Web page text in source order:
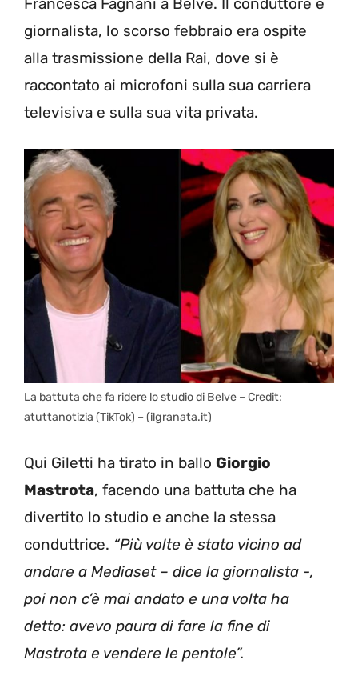
giornalista, lo scorso febbraio era ospite
alla trasmissione della Rai, dove si è
raccontato ai microfoni sulla sua carriera
televisiva e sulla sua vita privata.
La battuta che fa ridere lo studio di Belve – Credit:
atuttanotizia (TikTok) – (ilgranata.it)
Qui Giletti ha tirato in ballo Giorgio
Mastrota, facendo una battuta che ha
divertito lo studio e anche la stessa
conduttrice. “Più volte è stato vicino ad
andare a Mediaset – dice la giornalista -,
poi non c’è mai andato e una volta ha
detto: avevo paura di fare la fine di
Mastrota e vendere le pentole”.